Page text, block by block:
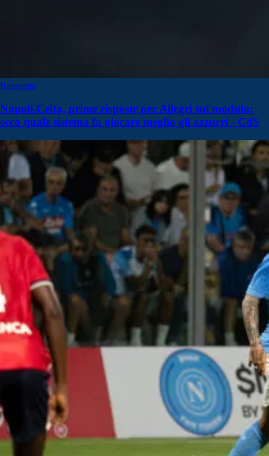
Rassegna
Napoli-Celta, prime risposte per Allegri sul modulo:
ecco quale sistema fa giocare meglio gli azzurri - CdS